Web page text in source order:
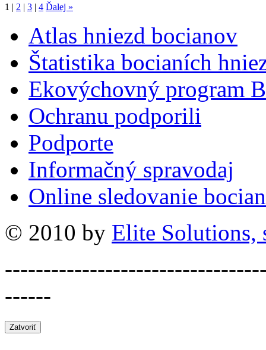
1 | 2 | 3 | 4 Ďalej »
Atlas hniezd bocianov
Štatistika bocianích
Ekovýchovný program
Ochranu podporili
Podporte
Informačný spravodaj
Online sledovanie
© 2010 by Elite Solutions,
------